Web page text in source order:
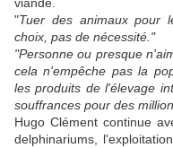
"Tuer des animaux pour
choix, pas de nécessité."
"Personne ou presque
cela n'empêche pas la
les produits de l'élevage
souffrances pour des
Hugo Clément continue
delphinariums,